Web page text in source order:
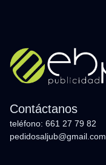
Contáctanos
teléfono: 661 27 79 82
pedidosaljub@gmail.com